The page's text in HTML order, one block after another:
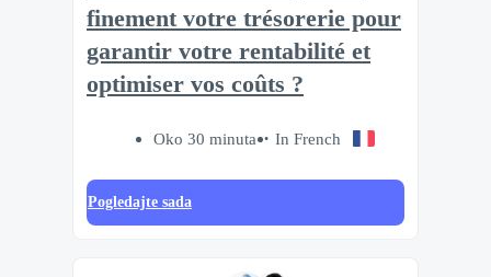
finement votre trésorerie pour
garantir votre rentabilité et
optimiser vos coûts ?
Oko 30 minuta In French
Pogledajte sada